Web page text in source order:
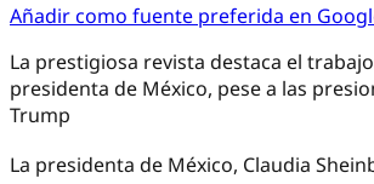
Añadir como fuente preferida en
La prestigiosa revista destaca el
presidenta de México, pese a las
Trump
La presidenta de México, Claudia